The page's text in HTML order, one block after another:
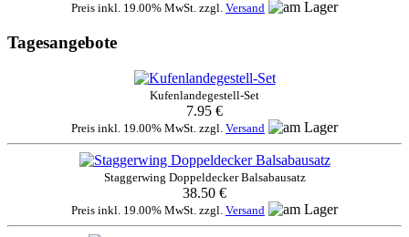
Preis inkl. 19.00% MwSt. zzgl. Versand
Tagesangebote
Kufenlandegestell-Set
7.95 €
Preis inkl. 19.00% MwSt. zzgl. Versand
Staggerwing Doppeldecker Balsabausatz
38.50 €
Preis inkl. 19.00% MwSt. zzgl. Versand